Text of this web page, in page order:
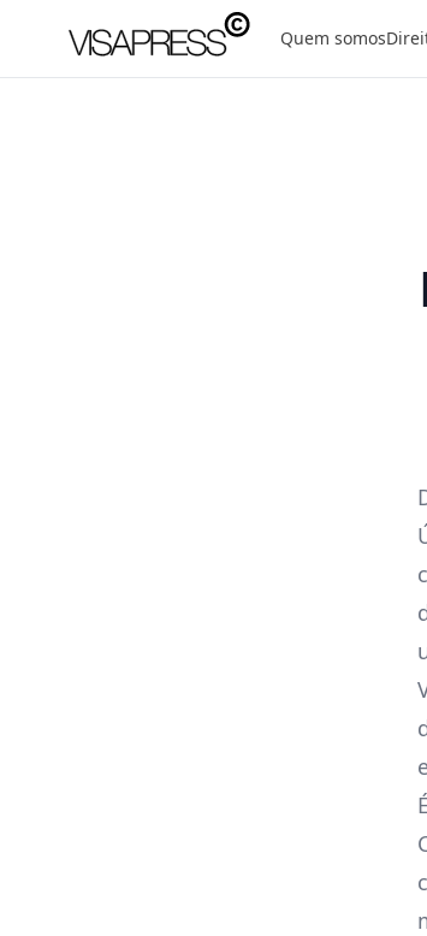
Visapress Quem somos